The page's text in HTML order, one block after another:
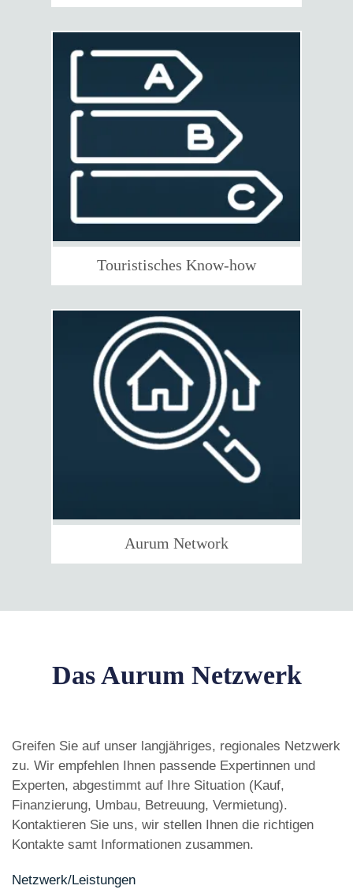
Touristisches Know-how
Aurum Network
Das Aurum Netzwerk
Greifen Sie auf unser langjähriges, regionales Netzwerk
zu. Wir empfehlen Ihnen passende Expertinnen und
Experten, abgestimmt auf Ihre Situation (Kauf,
Finanzierung, Umbau, Betreuung, Vermietung).
Kontaktieren Sie uns, wir stellen Ihnen die richtigen
Kontakte samt Informationen zusammen.
Netzwerk/Leistungen